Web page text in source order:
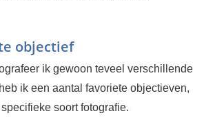
objectief
ik gewoon teveel verschillende
ik een aantal favoriete objectieven,
soort fotografie.